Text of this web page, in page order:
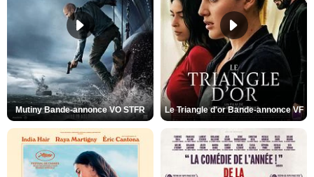
Mutiny Bande-annonce VO STFR Le Triangle d'or Bande-annonce VF